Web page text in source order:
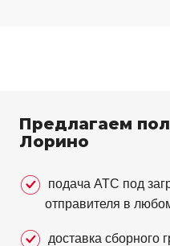
Предлагаем
Лорино
подача АТС под
отправителя в
доставка сборного